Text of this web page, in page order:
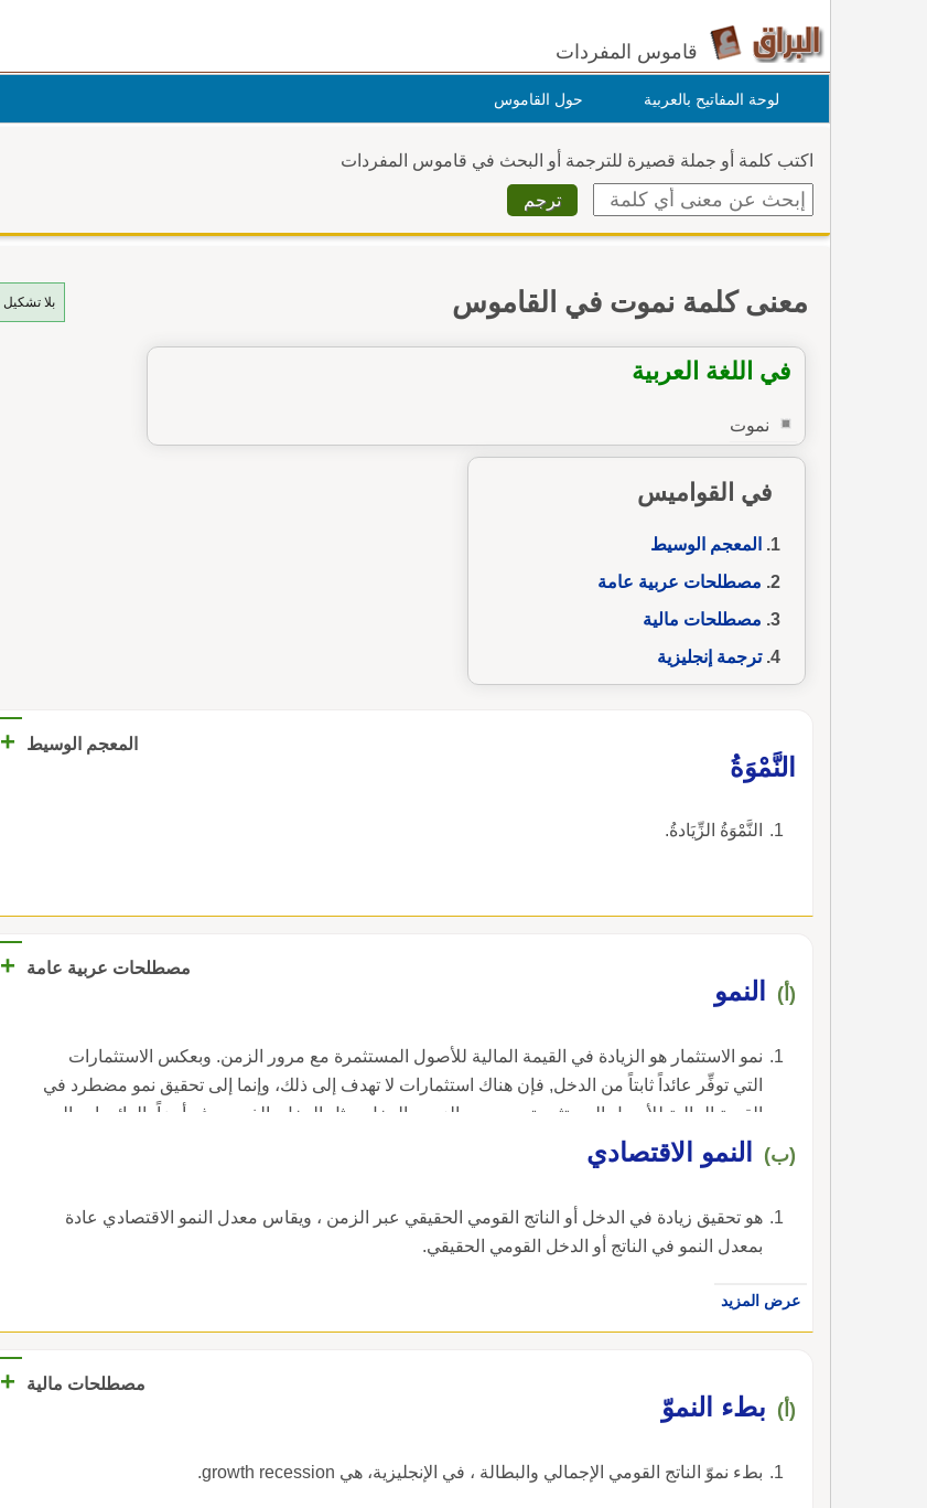
قاموس المفردات
لوحة المفاتيح بالعربية حول القاموس
اكتب كلمة أو جملة قصيرة للترجمة أو البحث في قاموس المفردات
بلا تشكيل معنى كلمة نموت في القاموس
في اللغة العربية
نموت
في القواميس
المعجم الوسيط
مصطلحات عربية عامة
مصطلحات مالية
ترجمة إنجليزية
المعجم الوسيط
+
النَّمْوَةُ
النَّمْوَةُ الزِّيَادةُ.
مصطلحات عربية عامة +
(أ) النمو
نمو الاستثمار هو الزيادة في القيمة المالية للأصول المستثمرة مع مرور الزمن. وبعكس الاستثمارات
التي توفِّر عائداً ثابتاً من الدخل, فإن هناك استثمارات لا تهدف إلى ذلك، وإنما إلى تحقيق نمو مضطرد في
القيمة المالية للأصول المستثمرة مع مرور الزمن. الدخل يمثل الدخل، الذي يعرف أيضاً بالعائد، إجمالي
المبالغ النقدية والأصول الأخرى التي تعود منفعتها للأفراد أو الشركات.
(ب) النمو الاقتصادي
هو تحقيق زيادة في الدخل أو الناتج القومي الحقيقي عبر الزمن ، ويقاس معدل النمو الاقتصادي عادة
بمعدل النمو في الناتج أو الدخل القومي الحقيقي.
عرض المزيد
مصطلحات مالية +
(أ) بطء النموّ
بطء نموّ الناتج القومي الإجمالي والبطالة ، في الإنجليزية، هي growth recession.